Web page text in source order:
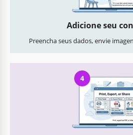
Adicione seu
Preencha seus dados, envie
4